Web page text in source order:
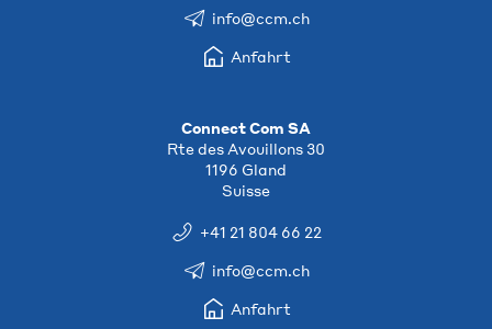
info@ccm.ch
Anfahrt
Connect Com SA
Rte des Avouillons 30
1196 Gland
Suisse
+41 21 804 66 22
info@ccm.ch
Anfahrt